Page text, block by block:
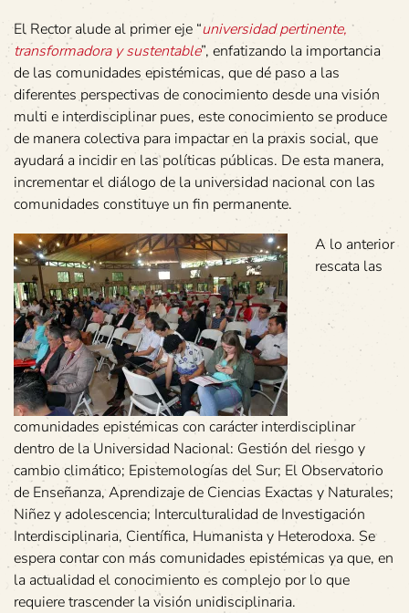
El Rector alude al primer eje “universidad pertinente,
transformadora y sustentable”, enfatizando la importancia
de las comunidades epistémicas, que dé paso a las
diferentes perspectivas de conocimiento desde una visión
multi e interdisciplinar pues, este conocimiento se produce
de manera colectiva para impactar en la praxis social, que
ayudará a incidir en las políticas públicas. De esta manera,
incrementar el diálogo de la universidad nacional con las
comunidades constituye un fin permanente.
A lo anterior
rescata las
comunidades epistémicas con carácter interdisciplinar
dentro de la Universidad Nacional: Gestión del riesgo y
cambio climático; Epistemologías del Sur; El Observatorio
de Enseñanza, Aprendizaje de Ciencias Exactas y Naturales;
Niñez y adolescencia; Interculturalidad de Investigación
Interdisciplinaria, Científica, Humanista y Heterodoxa. Se
espera contar con más comunidades epistémicas ya que, en
la actualidad el conocimiento es complejo por lo que
requiere trascender la visión unidisciplinaria.